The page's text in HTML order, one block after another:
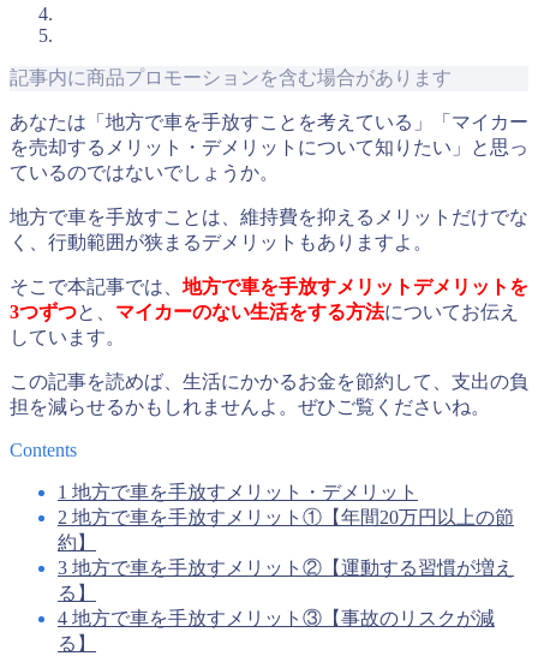
記事内に商品プロモーションを含む場合があります
あなたは「地方で車を手放すことを考えている」「マイカー
を売却するメリット・デメリットについて知りたい」と思っ
ているのではないでしょうか。
地方で車を手放すことは、維持費を抑えるメリットだけでな
く、行動範囲が狭まるデメリットもありますよ。
そこで本記事では、 地方で車を手放すメリットデメリットを
3つずつと、 マイカーのない生活をする方法についてお伝え
しています。
この記事を読めば、生活にかかるお金を節約して、支出の負
担を減らせるかもしれませんよ。ぜひご覧くださいね。
Contents
1 地方で車を手放すメリット・デメリット
2 地方で車を手放すメリット①【年間20万円以上の節
約】
3 地方で車を手放すメリット②【運動する習慣が増え
る】
4 地方で車を手放すメリット③【事故のリスクが減
る】